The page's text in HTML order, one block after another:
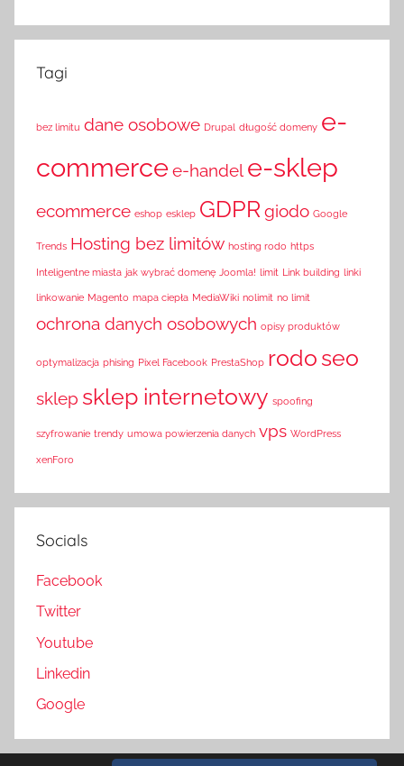
Tagi
bez limitu dane osobowe Drupal długość domeny e-
commercee-handel e-sklep
ecommerce eshop esklep GDPR giodo Google
Trends Hosting bez limitów hosting rodo https
Inteligentne miasta jak wybrać domenę Joomla! limit Link building linki
linkowanie Magento mapa ciepła MediaWiki nolimit no limit
ochrona danych osobowych opisy produktów
optymalizacja phising Pixel Facebook PrestaShop rodo seo
sklep sklep internetowy spoofing
szyfrowanie trendy umowa powierzenia danych vps WordPress
xenForo
Socials
Facebook
Twitter
Youtube
Linkedin
Google